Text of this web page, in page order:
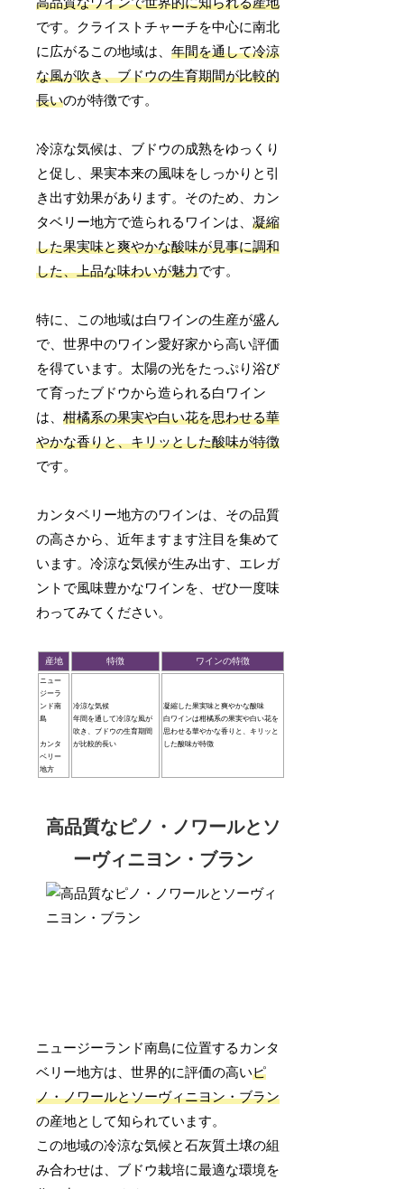
高品質なワインで世界的に知られる産地
です。クライストチャーチを中心に南北
に広がるこの地域は、年間を通して冷涼
な風が吹き、ブドウの生育期間が比較的
長いのが特徴です。
冷涼な気候は、ブドウの成熟をゆっくり
と促し、果実本来の風味をしっかりと引
き出す効果があります。そのため、カン
タベリー地方で造られるワインは、凝縮
した果実味と爽やかな酸味が見事に調和
した、上品な味わいが魅力です。
特に、この地域は白ワインの生産が盛ん
で、世界中のワイン愛好家から高い評価
を得ています。太陽の光をたっぷり浴び
て育ったブドウから造られる白ワイン
は、柑橘系の果実や白い花を思わせる華
やかな香りと、キリッとした酸味が特徴
です。
カンタベリー地方のワインは、その品質
の高さから、近年ますます注目を集めて
います。冷涼な気候が生み出す、エレガ
ントで風味豊かなワインを、ぜひ一度味
わってみてください。
産地 特徴 ワインの特徴
ニュー
ジーラ
ンド南
島
カンタ
ベリー
地方
冷涼な気候
年間を通して冷涼な風が
吹き、ブドウの生育期間
が比較的長い
凝縮した果実味と爽やかな酸味
白ワインは柑橘系の果実や白い花を
思わせる華やかな香りと、キリッと
した酸味が特徴
高品質なピノ・ノワールとソ
ーヴィニヨン・ブラン
ニュージーランド南島に位置するカンタ
ベリー地方は、世界的に評価の高いピ
ノ・ノワールとソーヴィニヨン・ブラン
の産地として知られています。
この地域の冷涼な気候と石灰質土壌の組
み合わせは、ブドウ栽培に最適な環境を